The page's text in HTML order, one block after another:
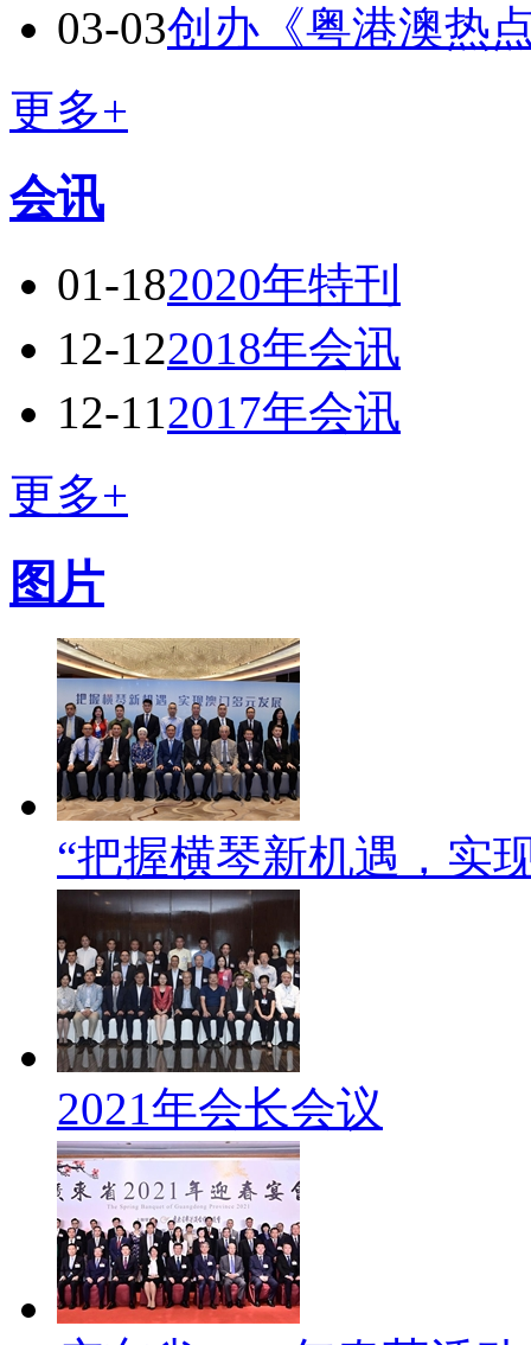
03-03创办《粤港澳热
更多+
会讯
01-182020年特刊
12-122018年会讯
12-112017年会讯
更多+
图片
“把握横琴新机遇，实
2021年会长会议